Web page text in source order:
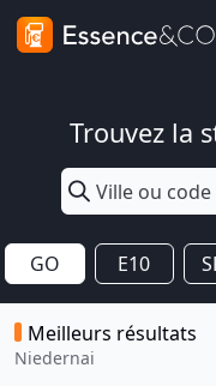
Trouvez la
GO E10
Meilleurs résultats
Niedernai